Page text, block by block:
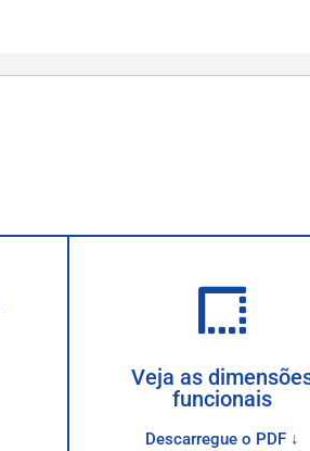
Veja as
funcionais
Descarregue o PDF ↓